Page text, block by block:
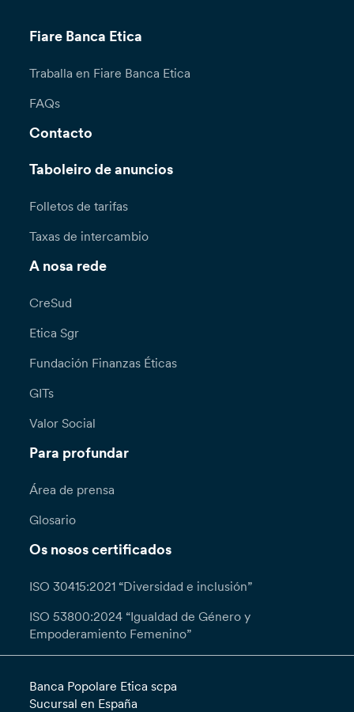
Fiare Banca Etica
Traballa en Fiare Banca Etica
FAQs
Contacto
Taboleiro de anuncios
Folletos de tarifas
Taxas de intercambio
A nosa rede
CreSud
Etica Sgr
Fundación Finanzas Éticas
GITs
Valor Social
Para profundar
Área de prensa
Glosario
Os nosos certificados
ISO 30415:2021 “Diversidad e inclusión”
ISO 53800:2024 “Igualdad de Género y
Empoderamiento Femenino”
Banca Popolare Etica scpa
Sucursal en España